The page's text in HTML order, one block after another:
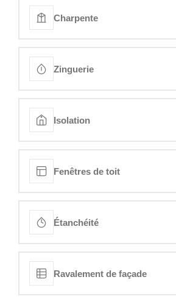
Charpente
Zinguerie
Isolation
Fenêtres de toit
Étanchéité
Ravalement de façade